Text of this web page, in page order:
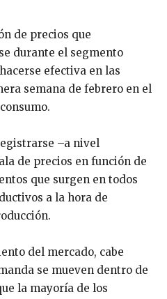
de precios que
durante el segmento
efectiva en las
semana de febrero en el
–a nivel
de precios en función de
que surgen en todos
a la hora de
del mercado, cabe
se mueven dentro de
la mayoría de los